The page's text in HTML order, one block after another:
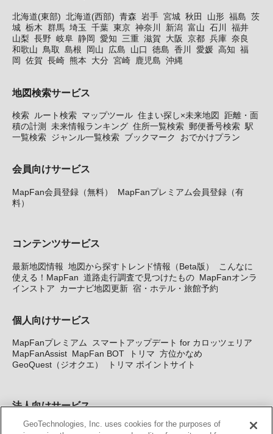
北海道(東部) 北海道(西部) 青森 岩手 宮城 秋田 山形 福島 茨
城 栃木 群馬 埼玉 千葉 東京 神奈川 新潟 富山 石川
福井
山梨 長野 岐阜 静岡 愛知 三重 滋賀 大阪 京都 兵庫 奈良
和歌山 鳥取 島根 岡山 広島 山口 徳島 香川 愛媛 高知 福
岡
佐賀 長崎 熊本 大分 宮崎 鹿児島 沖縄
地図検索サービス
検索 ルート検索 マップツール 住まい探し×未来地図
距離・面
積の計測
未来情報ランキング 住所一覧検索 郵便番号検索 駅
一覧検索 ジャンル一覧検索 ブックマーク おでかけプラン
会員向けサービス
MapFan会員登録（無料）
MapFanプレミアム会員登録（有
料）
コンテンツサービス
最新地図情報 地図から探すトレンド情報（Beta版）
こんなに
使える！MapFan 道路走行調査で見つけたもの MapFanオンラ
インストア
カーナビ地図更新 宿・ホテル・旅館予約
個人向けサービス
MapFanプレミアム
スマートアップデート for カロッツェリア
MapFanAssist MapFan BOT トリマ 方位かなめ
GeoQuest（ジオクエ）
トリマ ポイントサイト
法人向けサービス
法人向け地図・位置情報サービス WEBサイト・システム向け地
GeoTechnologies, Inc. uses cookies for the purposes of